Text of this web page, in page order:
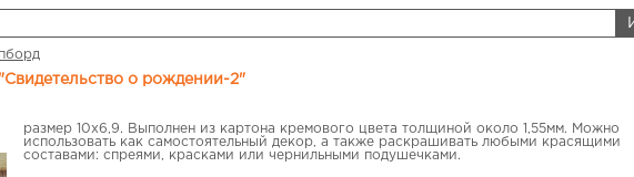
о рождении-2"
размер 10х6,9. Выполнен из картона кремового цвета толщиной около 1,55мм. Можно
использовать как самостоятельный декор, а также раскрашивать любыми красящими
составами: спреями, красками или чернильными подушечками.